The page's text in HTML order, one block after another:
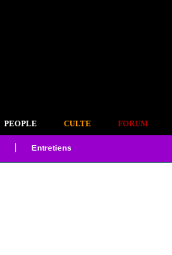
PEOPLE CULTE FORUM
Entretiens